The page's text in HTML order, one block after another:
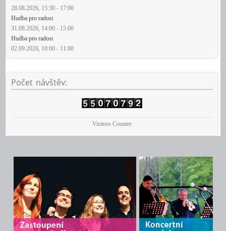
28.08.2026, 15:30 - 17:00
Hudba pro radost
31.08.2026, 14:00 - 15:00
Hudba pro radost
02.09.2026, 10:00 - 11:00
Počet návštěv:
Visitors Counter